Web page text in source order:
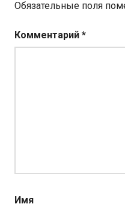
Обязательные поля
Комментарий *
Имя